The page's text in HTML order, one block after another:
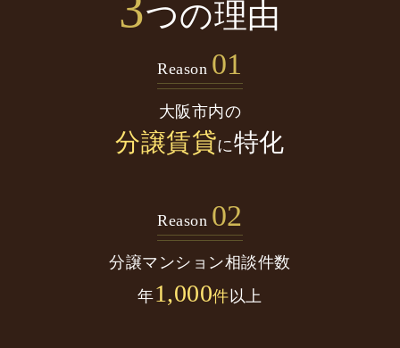
つの理由
Reason 01
大阪市内の
分譲賃貸に特化
Reason 02
分譲マンション相談件数
年1,000件以上